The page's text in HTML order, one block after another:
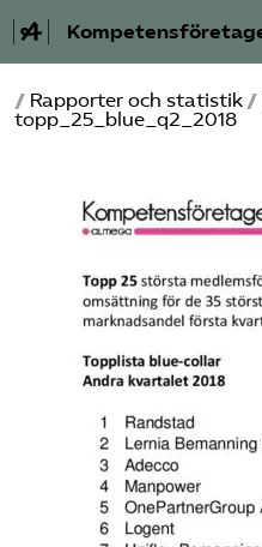
Aktuellt
Auktorisation
Medlemskap
Våra frågor
Kurser och aktiviteter
Om oss
/ Rapporter och statistik /
topp_25_blue_q2_2018